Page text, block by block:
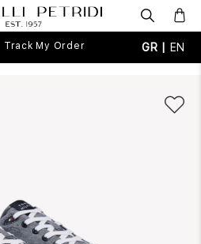
Track My Order GR | EN